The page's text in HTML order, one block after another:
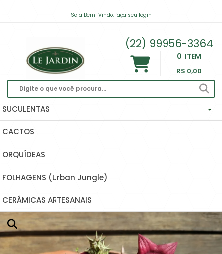
...
Seja Bem-Vindo, faça seu login
(22) 99956-3364
0 ITEM
R$ 0,00
SUCULENTAS
Haworthias Importadas
Echeverias
Hoyas (Flor De Cera) E Dischidias
Ascleps (huernias, Orbeas, Stapelias...)
Agavoides
Adromichus
CACTOS
ORQUÍDEAS
FOLHAGENS (Urban Jungle)
CERÂMICAS ARTESANAIS